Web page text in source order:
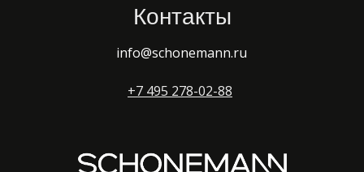
info@schonemann.ru
Контакты
+7 495 278-02-88